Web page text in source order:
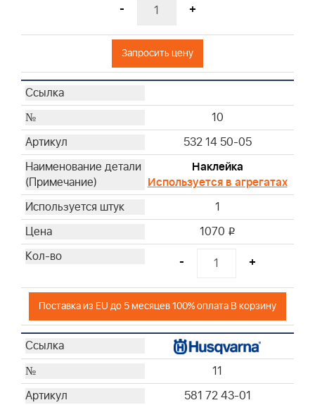
- +
Запросить цену
10
532 14 50-05
Наклейка
Используется в агрегатах
1
1070 i
- +
Поставка из EU до 5 месяцев 100% оплата В корзину
11
581 72 43-01